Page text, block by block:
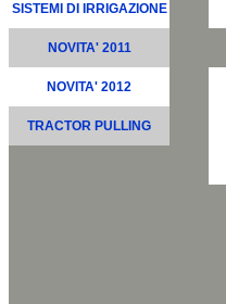
SISTEMI DI IRRIGAZIONE
NOVITA' 2011
NOVITA' 2012
TRACTOR PULLING